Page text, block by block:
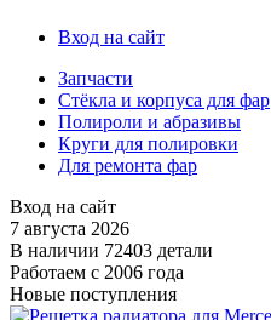
Вход на сайт
Запчасти
Стёкла и корпуса для фар
Полироли и абразивы
Круги для полировки
Для ремонта фар
Вход на сайт
7 августа 2026
В наличии 72403 детали
Работаем с 2006 года
Новые поступления